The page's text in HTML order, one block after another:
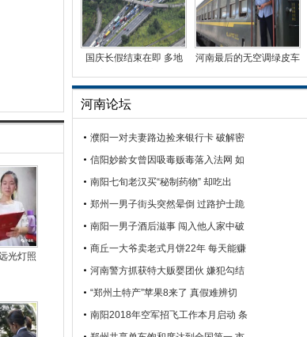
光灯照
国庆长假结束在即 多地
河南最后的无空调绿皮车
河南论坛
濮阳一对夫妻路边捡来银行卡 破解密
信阳妙龄女曾因吸毒贩毒落入法网 如
南阳七旬老汉买“秘制药物” 却吃出
郑州一男子街头突然晕倒 过路护士跪
南阳一男子酒后滋事 闯入他人家中破
商丘一大爷卖老式月饼22年 每天能赚
河南警方抓获特大贩婴团伙 嫌犯勾结
“郑州土特产”苹果8来了 真假难辨切
南阳2018年空军招飞工作本月启动 条